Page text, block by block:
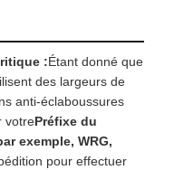
:Étant donné que
des largeurs de
anti-éclaboussures
votrePréfixe du
exemple, WRG,
pour effectuer